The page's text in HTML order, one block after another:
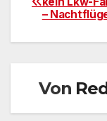
–
Von